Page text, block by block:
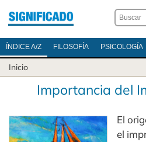
ÍNDICE A/Z FILOSOFÍA PSICOLOGÍA
Inicio
Importancia del
El
el